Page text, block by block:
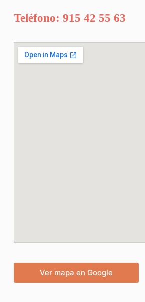
Teléfono: 915 42 55 63
Ver mapa en Google